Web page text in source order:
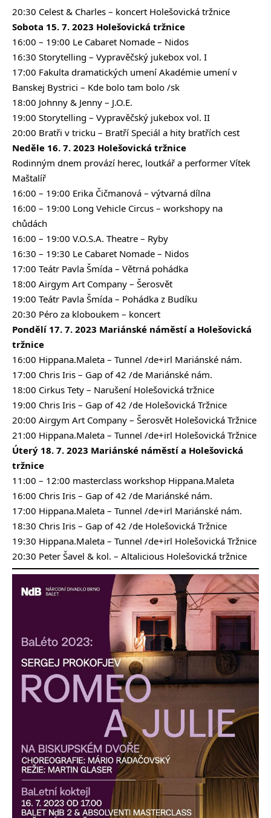
20:30 Celest & Charles – koncert Holešovická tržnice
Sobota 15. 7. 2023 Holešovická tržnice
16:00 – 19:00 Le Cabaret Nomade – Nidos
16:30 Storytelling – Vypravěčský jukebox vol. I
17:00 Fakulta dramatických umení Akadémie umení v
Banskej Bystrici – Kde bolo tam bolo /sk
18:00 Johnny & Jenny – J.O.E.
19:00 Storytelling – Vypravěčský jukebox vol. II
20:00 Bratři v tricku – Bratří Speciál a hity bratřích cest
Neděle 16. 7. 2023 Holešovická tržnice
Rodinným dnem provází herec, loutkář a performer Vítek
Maštalíř
16:00 – 19:00 Erika Čičmanová – výtvarná dílna
16:00 – 19:00 Long Vehicle Circus – workshopy na
chůdách
16:00 – 19:00 V.O.S.A. Theatre – Ryby
16:30 – 19:30 Le Cabaret Nomade – Nidos
17:00 Teátr Pavla Šmída – Větrná pohádka
18:00 Airgym Art Company – Šerosvět
19:00 Teátr Pavla Šmída – Pohádka z Budíku
20:30 Péro za kloboukem – koncert
Pondělí 17. 7. 2023 Mariánské náměstí a Holešovická
tržnice
16:00 Hippana.Maleta – Tunnel /de+irl Mariánské nám.
17:00 Chris Iris – Gap of 42 /de Mariánské nám.
18:00 Cirkus Tety – Narušení Holešovická tržnice
19:00 Chris Iris – Gap of 42 /de Holešovická Tržnice
20:00 Airgym Art Company – Šerosvět Holešovická Tržnice
21:00 Hippana.Maleta – Tunnel /de+irl Holešovická Tržnice
Úterý 18. 7. 2023 Mariánské náměstí a Holešovická
tržnice
11:00 – 12:00 masterclass workshop Hippana.Maleta
16:00 Chris Iris – Gap of 42 /de Mariánské nám.
17:00 Hippana.Maleta – Tunnel /de+irl Mariánské nám.
18:30 Chris Iris – Gap of 42 /de Holešovická Tržnice
19:30 Hippana.Maleta – Tunnel /de+irl Holešovická Tržnice
20:30 Peter Šavel & kol. – Altalicious Holešovická tržnice